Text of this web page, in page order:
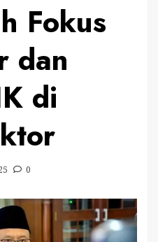
Fokus
dan
di
0